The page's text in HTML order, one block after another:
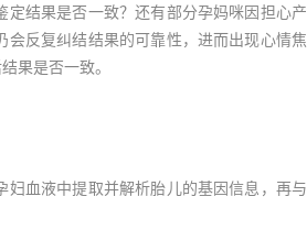
结果是否一致？还有部分孕妈咪因担心产
反复纠结结果的可靠性，进而出现心情焦
果是否一致。
血液中提取并解析胎儿的基因信息，再与